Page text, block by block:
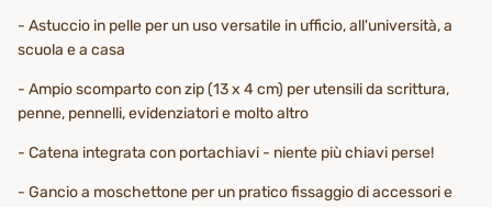
- Astuccio in pelle per un uso versatile in ufficio, all'università, a
scuola e a casa
- Ampio scomparto con zip (13 x 4 cm) per utensili da scrittura,
penne, pennelli, evidenziatori e molto altro
- Catena integrata con portachiavi - niente più chiavi perse!
- Gancio a moschettone per un pratico fissaggio di accessori e